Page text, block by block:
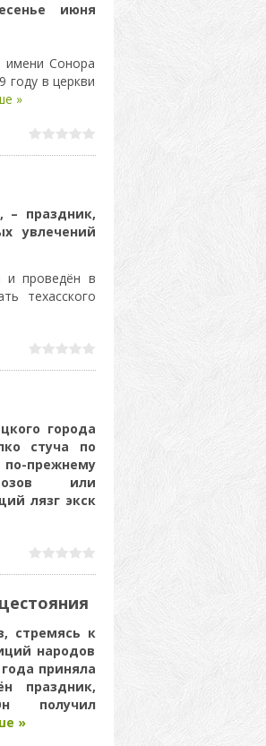
июня
Сонора
году в церкви
»
– праздник,
увлечений
и проведён в
техасского
города
стуча по
прежнему
или
лязг экск
стремясь к
народов
приняла
праздник,
получил
»